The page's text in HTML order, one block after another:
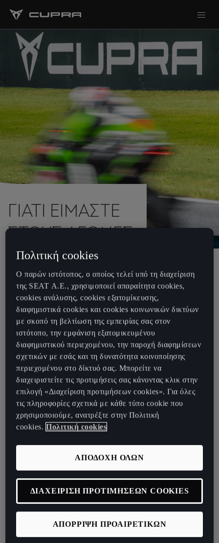
ΓΙΑΤΊ ΕΊΜΑΣΤΕ
ΣΤΟΥΣ ΑΓΏΝΕΣ;
Οι αγώνες έχουν να κάνουν με τους υπολογισμούς. Είναι το
χιλιοστό του δευτερολέπτου που καθορίζει το νικητή του αγώνα.
Η σχέση μεταξύ της ταχύτητας και των μοιρών της γωνίας με την
οποία ο οδηγός προσεγγίζει μια στροφή. Η λεπτεπίλεπτη
διαδικασία καύσης με την οποία λειτουργεί ένας κινητήρας στην
πίστα. Ναι, οι αγώνες έχουν να κάνουν με τις μικρότερες μονάδες
μέτρησης - αλλά είναι και κάτι πολύ περισσότερο. Ο αγωνιστικός
τρόπος ζωής.
Οι αγώνες είναι το πάθος. Είναι ο θεατής που φωνάζει από τα
βάθη της ψυχής του υπέρ της αγαπημένης του ομάδας. Είναι ο
μηχανικός που νιώθει την καρδιά του να χτυπά με το ρυθμό του
κινητήρα. Είναι ο οδηγός που νιώθει απαρηγόρητος έχοντας
χάσει μια νίκη. Για εμάς, δεν έχει τόση σημασία να είσαι ο
δεν θα συμφωνήσουν πολλοί με τον τρόπο μας αυτόν. Είμαστε
εδώ γιατί θέλουμε να γίνουμε καλύτεροι, γύρο με το γύρο. Επειδή
η καρδιά μας βρίσκεται εκεί που πρέπει να είναι. Και διότι είμαστε
αποφασισμένοι να ανοίξουμε νέους δρόμους, και να ορίσουμε
εκ νέου το μέλλον του motorsport.
Πολιτική cookies
Ο παρών ιστότοπος, ο οποίος τελεί υπό τη διαχείριση
της SEAT Α.Ε., χρησιμοποιεί απαραίτητα cookies,
cookies ανάλυσης, cookies εξατομίκευσης,
διαφημιστικά cookies και cookies κοινωνικών δικτύων
με σκοπό τη βελτίωση της εμπειρίας σας στον
ιστότοπο, την εμφάνιση εξατομικευμένου
διαφημιστικού περιεχομένου, την παροχή διαφημίσεων
σχετικών με εσάς και τη δυνατότητα κοινοποίησης
περιεχομένου στο δίκτυό σας. Μπορείτε να
διαχειριστείτε τις προτιμήσεις σας κάνοντας κλικ στην
επιλογή «Διαχείριση προτιμήσεων cookies». Για όλες
τις πληροφορίες σχετικά με κάθε τύπο cookie που
χρησιμοποιούμε, ανατρέξτε στην Πολιτική
cookies. Πολιτική cookies
ΑΠΟΡΡΙΨΗ ΠΡΟΑΙΡΕΤΙΚΩΝ
ΑΠΟΔΟΧΗ ΟΛΩΝ
ΔΙΑΧΕΙΡΙΣΗ ΠΡΟΤΙΜΗΣΕΩΝ COOKIES